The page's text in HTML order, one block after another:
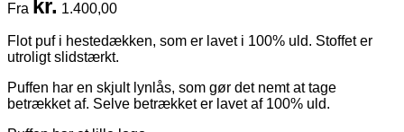
Fra kr. 1.400,00
Flot puf i hestedækken, som er lavet i 100% uld. Stoffet er
utroligt slidstærkt.
Puffen har en skjult lynlås, som gør det nemt at tage
betrækket af. Selve betrækket er lavet af 100% uld.